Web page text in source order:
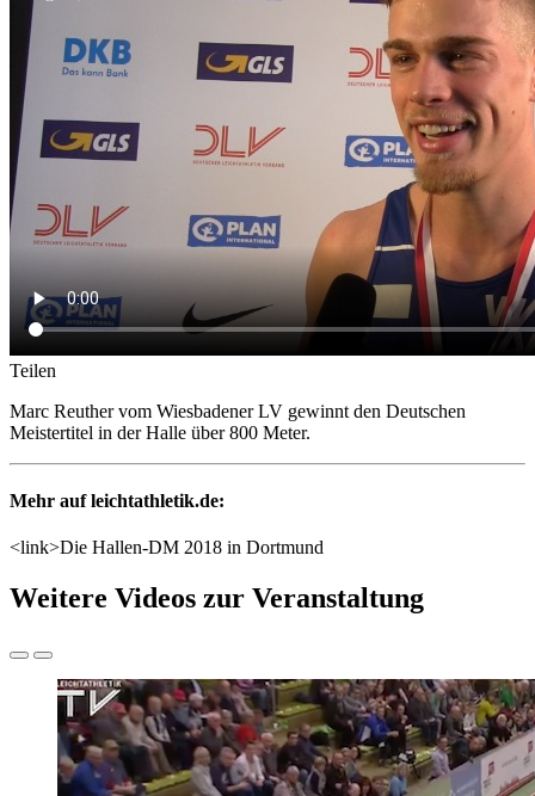
Teilen
Marc Reuther vom Wiesbadener LV gewinnt den Deutschen
Meistertitel in der Halle über 800 Meter.
Mehr auf leichtathletik.de:
<link>Die Hallen-DM 2018 in Dortmund
Weitere Videos zur Veranstaltung